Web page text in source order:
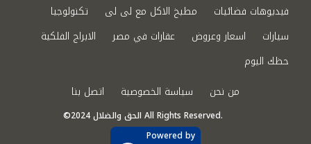
فيديوهات فضائيات
مطبخ الاكل مع لى لى
تكنولوجيا
سيارات
اسعار وعروض عقارات في مصر
الابراج الفلكية
حظك اليوم
من نحن
سياسة الخصوصية اتصل بنا
©2024 الحق والضلال All Rights Reserved.
Powered by